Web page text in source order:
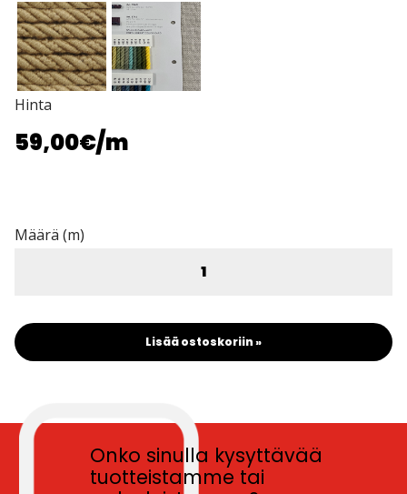
Hinta
59,00€/m
Määrä (m)
Lisää ostoskoriin »
Onko sinulla kysyttävää
tuotteistamme tai